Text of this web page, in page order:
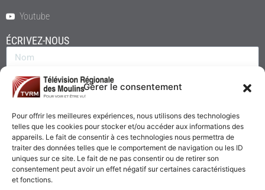
Gérer le consentement
Pour offrir les meilleures expériences, nous utilisons des technologies
telles que les cookies pour stocker et/ou accéder aux informations des
appareils. Le fait de consentir à ces technologies nous permettra de
traiter des données telles que le comportement de navigation ou les ID
uniques sur ce site. Le fait de ne pas consentir ou de retirer son
consentement peut avoir un effet négatif sur certaines caractéristiques
et fonctions.
Youtube
ÉCRIVEZ-NOUS